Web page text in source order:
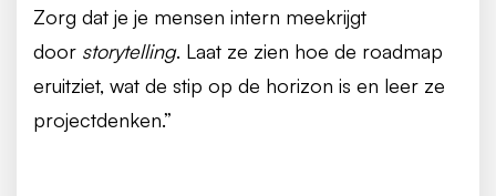
Zorg dat je je mensen intern meekrijgt
door storytelling. Laat ze zien hoe de roadmap
eruitziet, wat de stip op de horizon is en leer ze
projectdenken.”